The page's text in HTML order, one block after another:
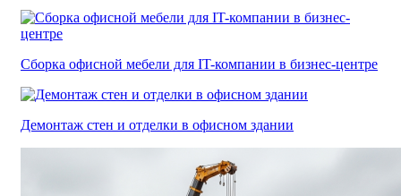
Сборка офисной мебели для IT-компании в бизнес-центре
Демонтаж стен и отделки в офисном здании